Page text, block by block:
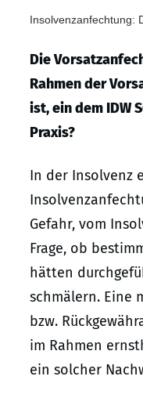
Insolvenzanfechtung:
Die
Rahmen der
ist, ein dem IDW
Praxis?
In der Insolvenz
Gefahr, vom
Frage, ob
hätten
schmälern. Eine
bzw.
im Rahmen
ein solcher